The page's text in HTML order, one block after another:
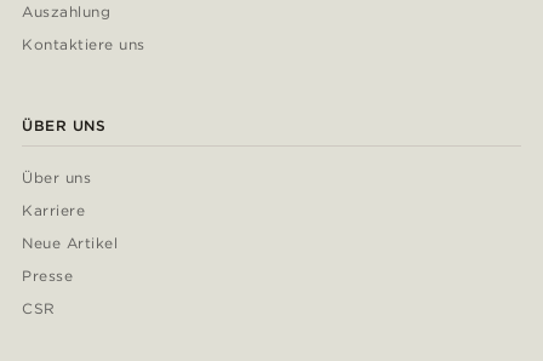
Auszahlung
Kontaktiere uns
ÜBER UNS
Über uns
Karriere
Neue Artikel
Presse
CSR